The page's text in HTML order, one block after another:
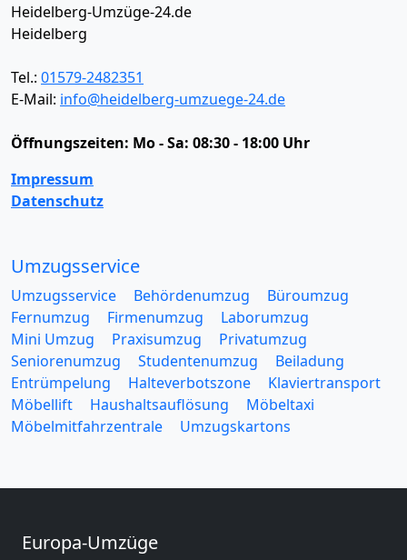
Heidelberg-Umzüge-24.de
Heidelberg
Tel.: 01579-2482351
E-Mail: info@heidelberg-umzuege-24.de
Öffnungszeiten: Mo - Sa: 08:30 - 18:00 Uhr
Impressum
Datenschutz
Umzugsservice
Umzugsservice Behördenumzug
Büroumzug
Fernumzug
Firmenumzug
Laborumzug
Mini Umzug
Praxisumzug
Privatumzug
Seniorenumzug
Studentenumzug
Beiladung
Entrümpelung
Halteverbotszone
Klaviertransport
Möbellift
Haushaltsauflösung
Möbeltaxi
Möbelmitfahrzentrale
Umzugskartons
Europa-Umzüge